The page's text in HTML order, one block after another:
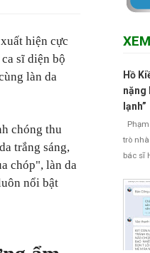
hiện cực
sĩ diện bộ
làn da
chóng thu
trắng sáng,
chóp", làn da
nổi bật
Hồ
nặng
lạnh”
trò
bác sĩ